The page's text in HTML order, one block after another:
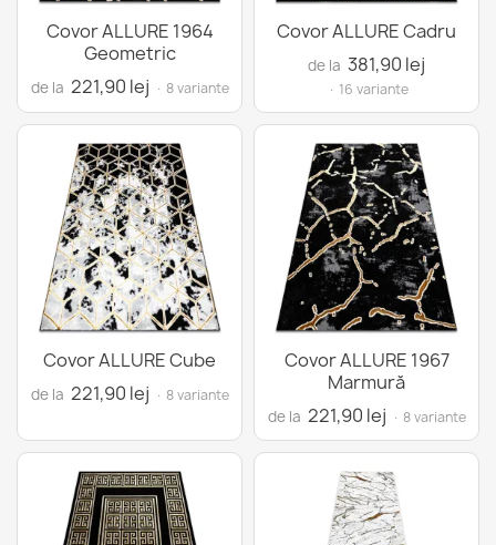
Covor ALLURE 1964
Geometric
de la 221,90 lej · 8 variante
Covor ALLURE Cadru
de la 381,90 lej
· 16 variante
Covor ALLURE Cube
de la 221,90 lej · 8 variante
Covor ALLURE 1967
Marmură
de la 221,90 lej · 8 variante